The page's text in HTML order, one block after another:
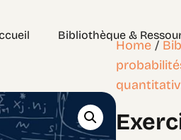
Bibliothèque &
Exercices Corrigés
Géométrie – les bases
Home /